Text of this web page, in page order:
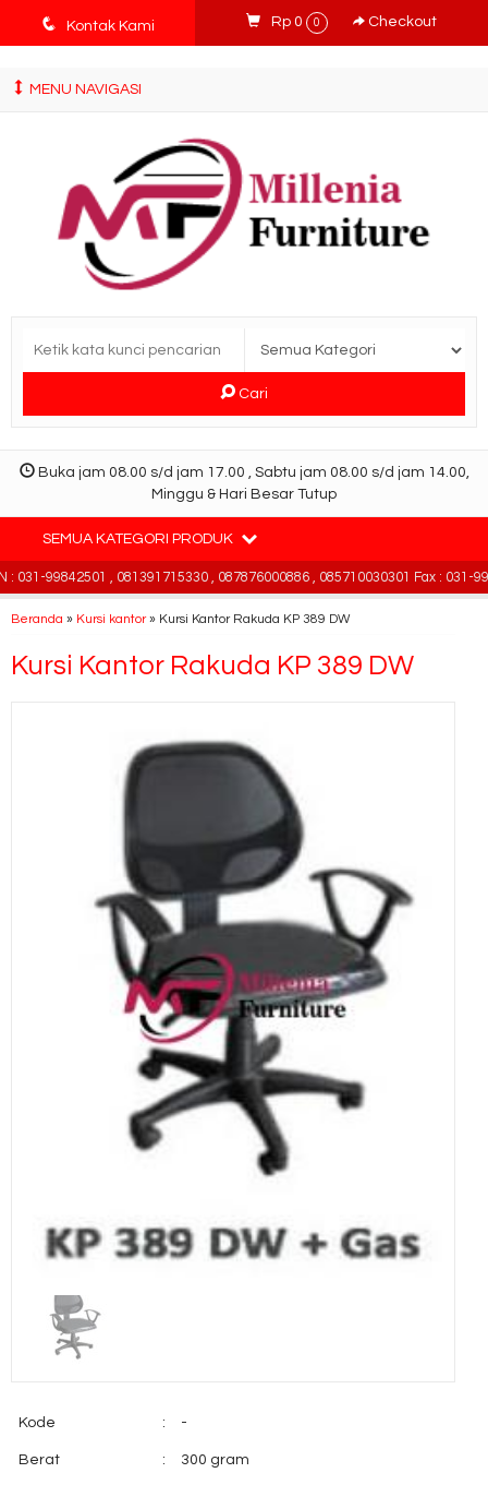
tv3ISbyqwvMDypa7aIfj2FUlPKawe7X5fX5v6wsT4Ns
q Kontak Kami Rp 0 0 Checkout
MENU NAVIGASI
Cari
Buka jam 08.00 s/d jam 17.00 , Sabtu jam 08.00 s/d jam 14.00,
Minggu & Hari Besar Tutup
SEMUA KATEGORI PRODUK
031-99842501 , 081391715330 , 087876000886 , 085710030301 Fax : 031-
Beranda » Kursi kantor» Kursi Kantor Rakuda KP 389 DW
Kursi Kantor Rakuda KP 389 DW
Kode : -
Berat : 300 gram